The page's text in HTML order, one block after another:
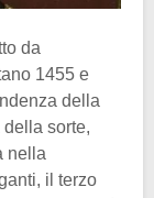
da
1455 e
della
sorte,
nella
il terzo